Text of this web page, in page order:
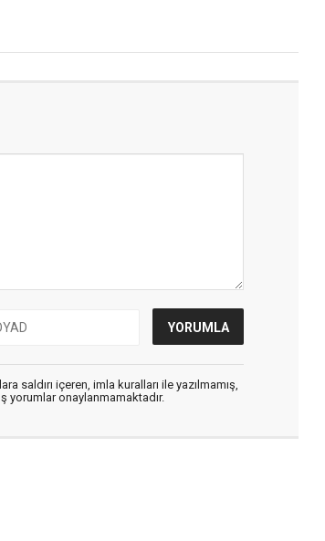
saldırı içeren, imla kuralları ile yazılmamış,
yorumlar onaylanmamaktadır.